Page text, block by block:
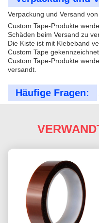
Verpackung und Versand
Custom Tape-Produkte
Schäden beim Versand zu
Die Kiste ist mit Klebeband
Custom Tape gekennzeichnet.
Custom Tape-Produkte
versandt.
Häufige Fragen: